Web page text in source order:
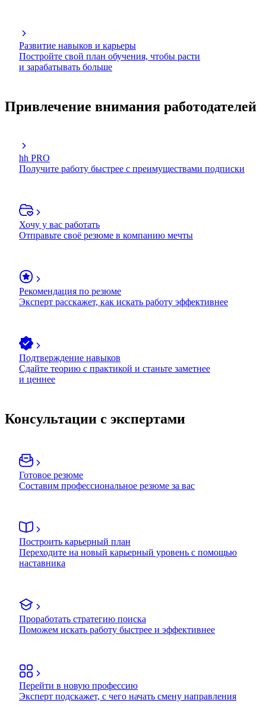
Развитие навыков и карьеры
Постройте свой план обучения, чтобы расти
и зарабатывать больше
Привлечение внимания работодателей
hh PRO
Получите работу быстрее с преимуществами подписки
Хочу у вас работать
Отправьте своё резюме в компанию мечты
Рекомендация по резюме
Эксперт расскажет, как искать работу эффективнее
Подтверждение навыков
Сдайте теорию с практикой и станьте заметнее
и ценнее
Консультации с экспертами
Готовое резюме
Составим профессиональное резюме за вас
Построить карьерный план
Переходите на новый карьерный уровень с помощью
наставника
Проработать стратегию поиска
Поможем искать работу быстрее и эффективнее
Перейти в новую профессию
Эксперт подскажет, с чего начать смену направления